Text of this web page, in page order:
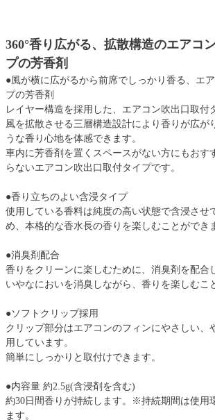
360°香り広がる、拡散構造のエアコ
プの芳香剤
●風が横に広がるから前席でしっかり香る、エ
プの芳香剤
レイヤー構造を採用した、エアコン吹出口取付
風を拡散させる三層構造設計により香りが広が
うな香り心地を体感できます。
車内に芳香剤を置くスペースがない方にもおす
らないエアコン吹出口取付タイプです。
●香り立ちのよい含浸タイプ
使用している香料は純度の高い状態で含浸させ
め、本格的な香水長の香りを楽しむことができ
●消臭剤配合
香りをクリーンに楽しむために、消臭剤を配合
いやなにおいを消臭しながら、香りを楽しむこ
●ソフトクリップ採用
クリップ部分はエアコンのフィンにやさしい、
用しています。
簡単にしっかりと取付けできます。
●内容量 約2.5g(含浸剤を含む)
約30日間香りが持続します。※持続期間は使用
ます。